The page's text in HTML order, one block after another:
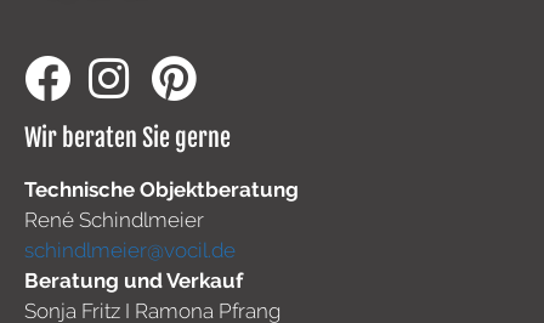
Wir beraten Sie gerne
Technische Objektberatung
René Schindlmeier
schindlmeier@vocil.de
Beratung und Verkauf
Sonja Fritz I Ramona Pfrang